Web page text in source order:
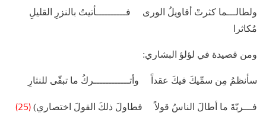
ولطالـــما كثرتْ أقاويلُ الورى فــــــــــأتيتُ بالنزرِ القليلِ
مُكاثرا
ومن قصيدة في لؤلؤ البشاري:
سأنظمُ مِن سمِّيكَ فيكَ عقداً وأتــــــــــــركُ ما تبقّى للنثارِ
فـــربّةَ ما أطالَ الناسُ قولاً فطاولَ ذلكَ القولَ اختصاري) (25)